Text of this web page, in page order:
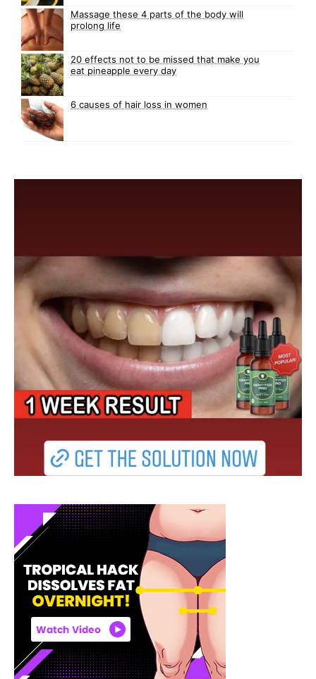
Massage these 4 parts of the body will
prolong life
20 effects not to be missed that make you
eat pineapple every day
6 causes of hair loss in women